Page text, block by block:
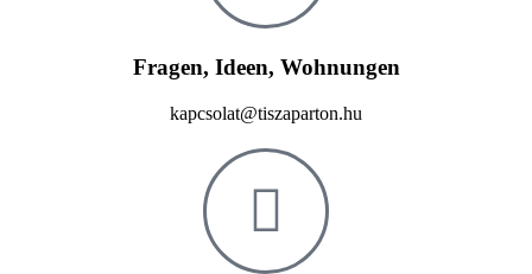
Fragen, Ideen, Wohnungen
kapcsolat@tiszaparton.hu